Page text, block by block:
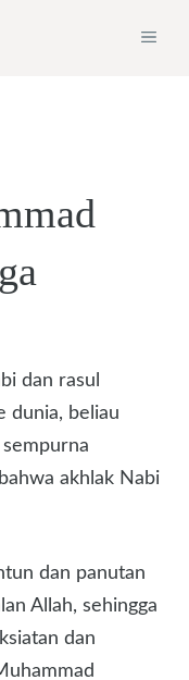
dan rasul
dunia, beliau
akhlak Nabi
dan panutan
Allah, sehingga
dan